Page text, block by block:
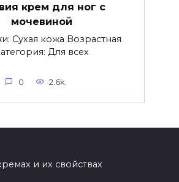
крем для ног с
мочевиной
Сухая кожа Возрастная
Для всех
0 2.6k.
и их свойствах